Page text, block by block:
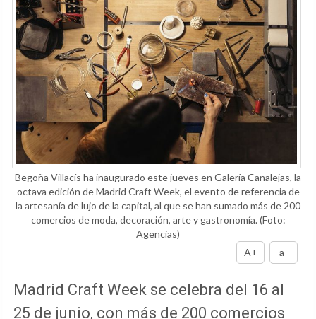
Begoña Villacís ha inaugurado este jueves en Galería Canalejas, la
octava edición de Madrid Craft Week, el evento de referencia de
la artesanía de lujo de la capital, al que se han sumado más de 200
comercios de moda, decoración, arte y gastronomía.(Foto:
Agencias)
Madrid Craft Week se celebra del 16 al
25 de junio, con más de 200 comercios
de moda, decoración, arte y gastronomía
participantes, y una intensa agenda de
talleres y circuitos de artesanos por los
barrios emblemáticos de Madrid